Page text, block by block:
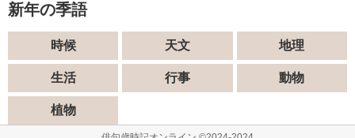
新年の季語
時候 天文 地理
生活 行事 動物
植物